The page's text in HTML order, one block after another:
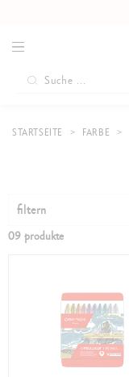
STARTSEITE FARBE
filtern
09 produkte